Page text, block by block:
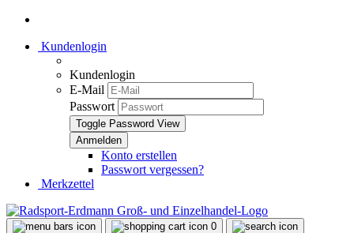
Kundenlogin
Kundenlogin
E-Mail
Passwort
Toggle Password View
Konto erstellen
Passwort vergessen?
Merkzettel
0